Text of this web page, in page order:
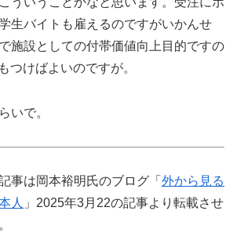
生バイトも雇えるのですがいかんせ
施設としての付帯価値向上目的ですの
つけばよいのですが。
いで。
事は岡本裕明氏のブログ「 外から見る
人 」2025年3月22の記事より転載させ